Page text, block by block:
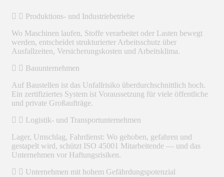
Produktions- und Industriebetriebe
Wo Maschinen laufen, Stoffe verarbeitet oder Lasten bewegt
werden, entscheidet strukturierter Arbeitsschutz über
Ausfallzeiten, Versicherungskosten und Arbeitsklima.
Bauunternehmen
Auf Baustellen ist das Unfallrisiko überdurchschnittlich hoch.
Ein zertifiziertes System ist Voraussetzung für viele öffentliche
und private Großaufträge.
Logistik- und Transportunternehmen
Lager, Umschlag, Fahrdienst: Wo gehoben, gefahren und
gestapelt wird, schützt ISO 45001 Mitarbeitende — und das
Unternehmen vor Haftungsrisiken.
Unternehmen mit hohem Gefährdungspotenzial